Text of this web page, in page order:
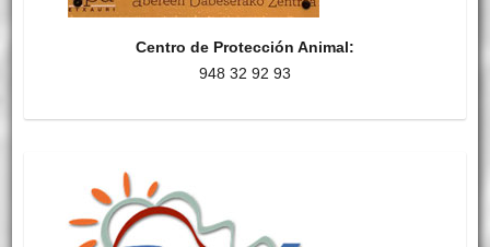
Centro de Protección Animal:
948 32 92 93